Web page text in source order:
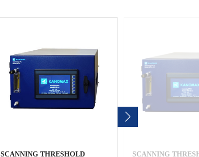
SCANNING THRESHOLD SCANNING